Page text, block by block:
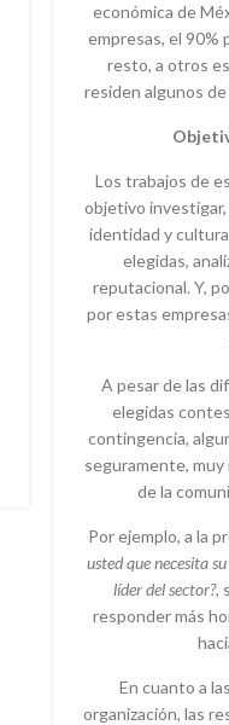
económica de
empresas, el 90%
resto, a otros
residen algunos
Los trabajos de
objetivo
identidad y
elegidas,
reputacional. Y,
por estas
A pesar de las
elegidas
contingencia,
seguramente,
de la
Por ejemplo, a la
usted que necesita
líder del sector?,
responder más
En cuanto a
organización, las